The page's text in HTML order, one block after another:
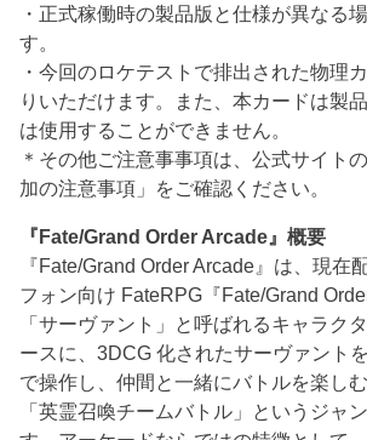
・正式稼働時の製品版と仕様が異なる
す。
・今回のロケテストで排出された物理
りいただけます。また、本カードは製
は使用することができません。
＊その他ご注意事事項は、公式サイト
加の注意事項」をご確認ください。
『Fate/Grand Order Arcade』概要
『Fate/Grand Order Arcade』は、現在
フォン向け FateRPG『Fate/Grand
「サーヴァント」と呼ばれるキャラク
ースに、3DCG 化されたサーヴァント
で操作し、仲間と一緒にバトルを楽し
「英霊召喚チームバトル」というジャ